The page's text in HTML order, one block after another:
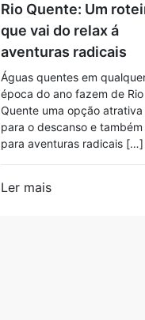
Rio Quente: Um
que vai do relax á
aventuras radicais
Águas quentes em
época do ano fazem de Rio
Quente uma opção atrativa
para o descanso e também
para aventuras radicais […]
Ler mais